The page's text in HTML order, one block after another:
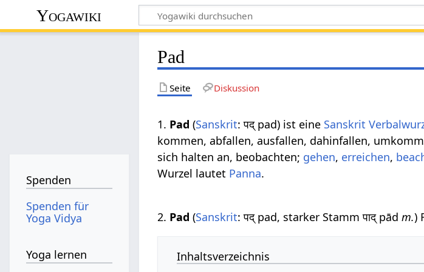
Yogawiki
Pad
Seite Diskussion
1. Pad (Sanskrit: पद् pad) ist eine Sanskrit
kommen, abfallen, ausfallen, dahinfallen,
sich halten an, beobachten; gehen, erreichen,
Wurzel lautet Panna.
2. Pad (Sanskrit: पद् pad, starker Stamm पाद् pādm.)
Inhaltsverzeichnis
Spenden
Spenden für
Yoga Vidya
Yoga lernen